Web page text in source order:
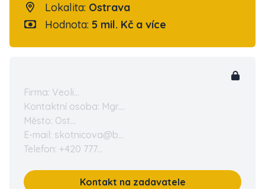
Lokalita: Ostrava
Hodnota: 5 mil. Kč a více
Firma: Veoli...
Kontaktní osoba: Mgr....
Město: Ost...
E-mail: skotnicova@b...
Telefon: +420 777...
Kontakt na zadavatele